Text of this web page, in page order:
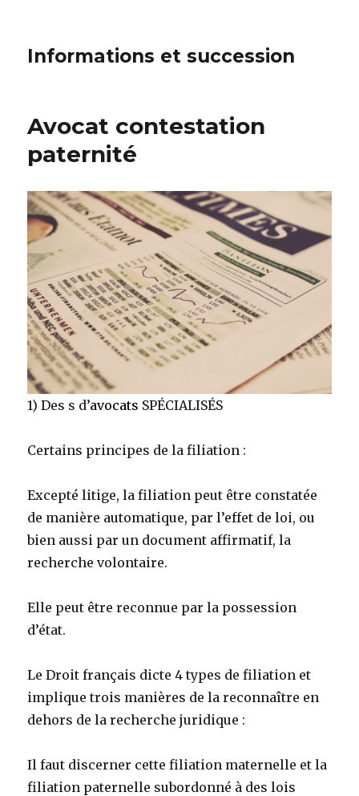
Informations et succession
Avocat contestation
paternité
1) Des s d’avocats SPÉCIALISÉS
Certains principes de la filiation :
Excepté litige, la filiation peut être constatée
de manière automatique, par l’effet de loi, ou
bien aussi par un document affirmatif, la
recherche volontaire.
Elle peut être reconnue par la possession
d’état.
Le Droit français dicte 4 types de filiation et
implique trois manières de la reconnaître en
dehors de la recherche juridique :
Il faut discerner cette filiation maternelle et la
filiation paternelle subordonné à des lois